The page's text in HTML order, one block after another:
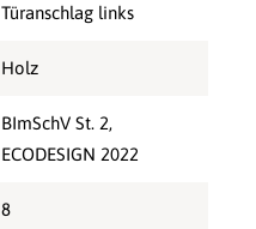
Türanschlag links
Holz
BImSchV St. 2,
ECODESIGN 2022
8